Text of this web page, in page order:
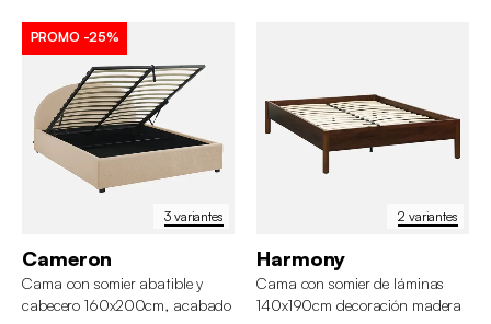
3 variantes
PROMO -25%
Cameron
Cama con somier abatible y
cabecero 160x200cm, acabado
2 variantes
Harmony
Cama con somier de láminas
140x190cm decoración madera